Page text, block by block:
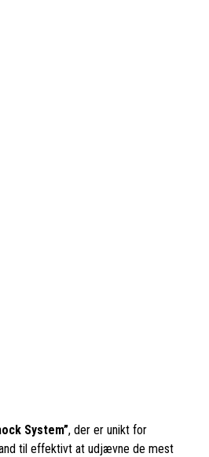
System”, der er unikt for
til effektivt at udjævne de mest